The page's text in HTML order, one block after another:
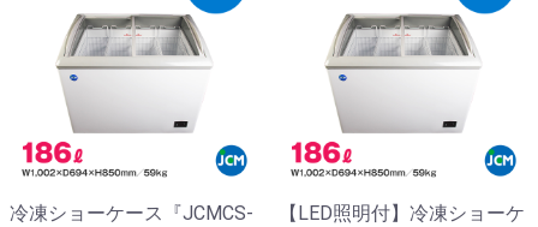
冷凍ショーケース『JCMCS-
【LED照明付】冷凍ショーケ